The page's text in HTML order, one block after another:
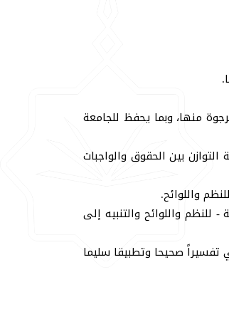
منها، وبما يحفظ للجامعة
بين الحقوق والواجبات
واللوائح.
للنظم واللوائح والتنبيه إلى
تفسيراً صحيحا وتطبيقا سليما